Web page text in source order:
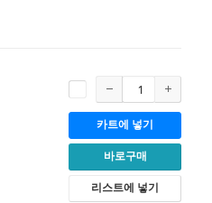
카트에 넣기
바로구매
리스트에 넣기